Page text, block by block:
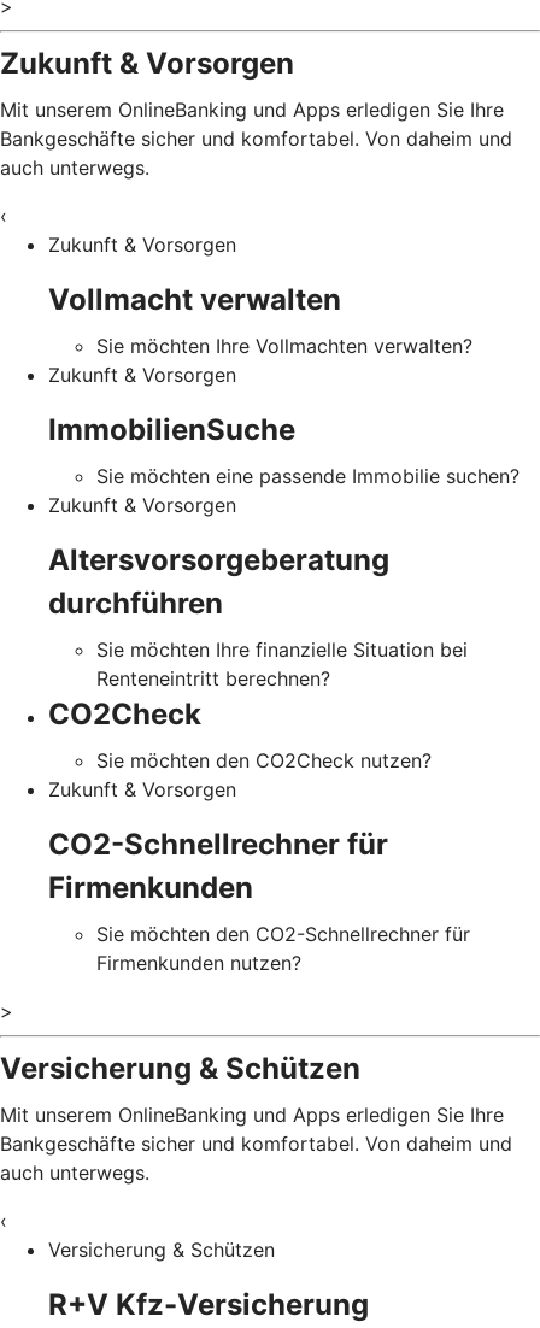
>
Zukunft & Vorsorgen
Mit unserem OnlineBanking und Apps erledigen Sie Ihre
Bankgeschäfte sicher und komfortabel. Von daheim und
auch unterwegs.
‹
Zukunft & Vorsorgen
Vollmacht verwalten
Sie möchten Ihre Vollmachten verwalten?
Zukunft & Vorsorgen
ImmobilienSuche
Sie möchten eine passende Immobilie suchen?
Zukunft & Vorsorgen
Altersvorsorgeberatung
durchführen
Sie möchten Ihre finanzielle Situation bei
Renteneintritt berechnen?
CO2Check
Sie möchten den CO2Check nutzen?
Zukunft & Vorsorgen
CO2-Schnellrechner für
Firmenkunden
Sie möchten den CO2-Schnellrechner für
Firmenkunden nutzen?
>
Versicherung & Schützen
Mit unserem OnlineBanking und Apps erledigen Sie Ihre
Bankgeschäfte sicher und komfortabel. Von daheim und
auch unterwegs.
‹
Versicherung & Schützen
R+V Kfz-Versicherung